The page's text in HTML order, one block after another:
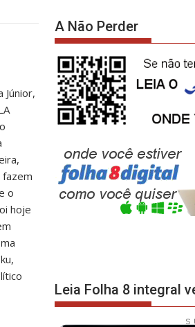
Júnior,
o
hoje
A Não Perder
Leia Folha 8 integral